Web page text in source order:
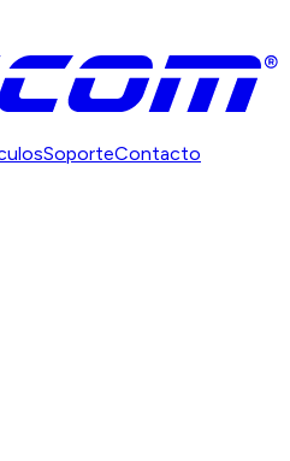
SoporteContacto